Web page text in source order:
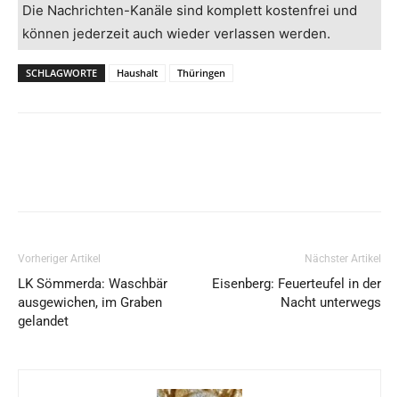
Die Nachrichten-Kanäle sind komplett kostenfrei und
können jederzeit auch wieder verlassen werden.
SCHLAGWORTE Haushalt Thüringen
Vorheriger Artikel
LK Sömmerda: Waschbär
ausgewichen, im Graben
gelandet
Nächster Artikel
Eisenberg: Feuerteufel in der
Nacht unterwegs